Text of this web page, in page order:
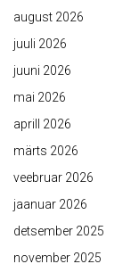
august 2026
juuli 2026
juuni 2026
mai 2026
aprill 2026
märts 2026
veebruar 2026
jaanuar 2026
detsember 2025
november 2025